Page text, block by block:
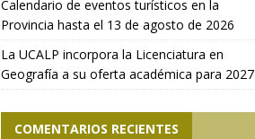
Calendario de eventos turísticos en la
Provincia hasta el 13 de agosto de 2026
La UCALP incorpora la Licenciatura en
Geografía a su oferta académica para 2027
COMENTARIOS RECIENTES